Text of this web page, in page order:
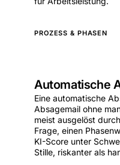
PROZESS & PHASEN
Automatische
Eine automatische
Absagemail ohne
meist ausgelöst
Frage, einen
KI-Score unter
Stille, riskanter als